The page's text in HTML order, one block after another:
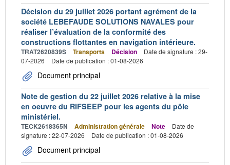
Décision du 29 juillet 2026 portant agrément de la
société LEBEFAUDE SOLUTIONS NAVALES pour
réaliser l’évaluation de la conformité des
constructions flottantes en navigation intérieure.
TRAT2620839S Transports Décision
Date de signature : 29-
07-2026
Date de publication : 01-08-2026
Document principal
Note de gestion du 22 juillet 2026 relative à la mise
en oeuvre du RIFSEEP pour les agents du pôle
ministériel.
TECK2618365N Administration générale Note
Date de
signature : 22-07-2026
Date de publication : 01-08-2026
Document principal